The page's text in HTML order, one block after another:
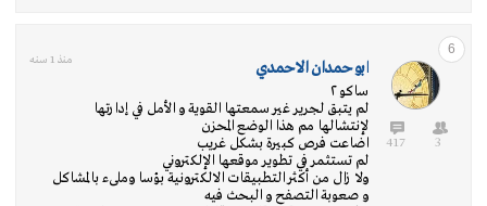
6
3
417
ابوحمدان الاحمدي منذ 1 سنه
ساكو ٢
لم يتبق لجرير غير سمعتها القوية و الأمل في إدارتها
لإنتشالها مم هذا الوضع المحزن
اضاعت فرص كبيرة بشكل غريب
لم تستثمر في تطوير موقعها الإلكتروني
ولا زال من أكثر التطبيقات الالكترونية بؤسا وملىء بالمشاكل
و صعوبة التصفح و البحث فيه